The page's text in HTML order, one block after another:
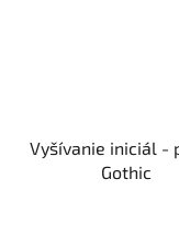
Vyšívanie iniciál -
Gothic